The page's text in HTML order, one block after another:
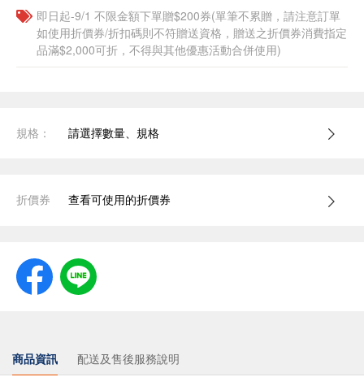
即日起-9/1 不限金額下單贈$200券(單筆不累贈，請注意訂單
如使用折價券/折扣碼則不符贈送資格，贈送之折價券消費指定
品滿$2,000可折，不得與其他優惠活動合併使用)
規格： 請選擇數量、規格
折價券 查看可使用的折價券
商品資訊 配送及售後服務說明